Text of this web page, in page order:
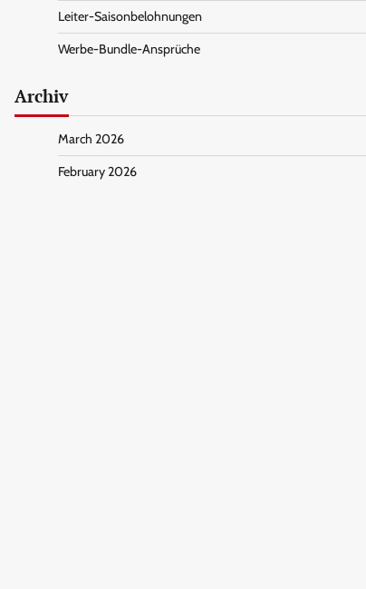
Leiter-Saisonbelohnungen
Werbe-Bundle-Ansprüche
Archiv
March 2026
February 2026